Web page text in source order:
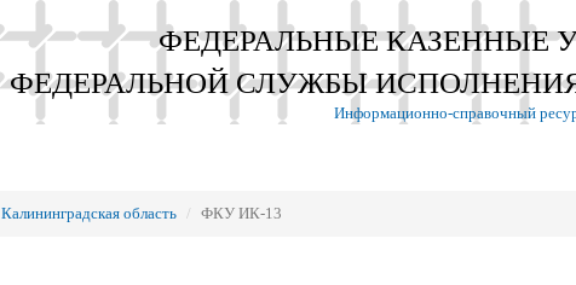
ФЕДЕРАЛЬНЫЕ КАЗЕННЫЕ
ФЕДЕРАЛЬНОЙ СЛУЖБЫ
Информационно-справочный
Калининградская область ФКУ ИК-13